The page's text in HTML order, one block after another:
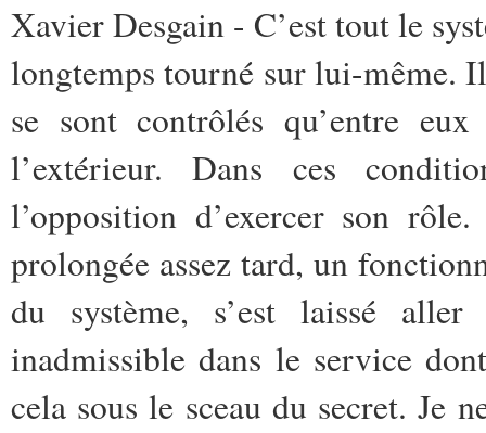
Xavier Desgain - C’est tout le
longtemps tourné sur lui-même.
se sont contrôlés qu’entre
l’extérieur. Dans ces
l’opposition d’exercer son
prolongée assez tard, un
du système, s’est laissé
inadmissible dans le service
cela sous le sceau du secret. Je